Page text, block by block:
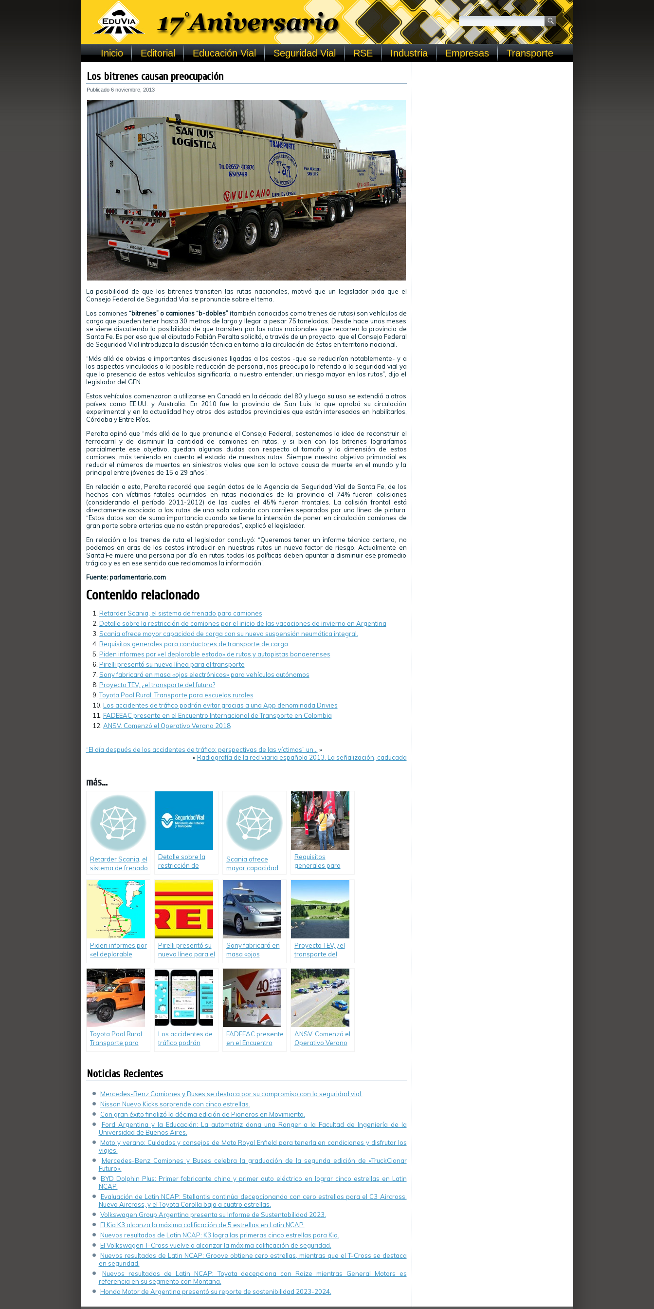
Inicio Editorial Educación Vial Seguridad Vial RSE Industria Empresas Transporte
Los bitrenes causan preocupación
Publicado 6 noviembre, 2013
La posibilidad de que los bitrenes transiten las rutas nacionales, motivó que un legislador pida que el
Consejo Federal de Seguridad Vial se pronuncie sobre el tema.
Los camiones “bitrenes” o camiones “b-dobles”(también conocidos como trenes de rutas) son vehículos de
carga que pueden tener hasta 30 metros de largo y llegar a pesar 75 toneladas. Desde hace unos meses
se viene discutiendo la posibilidad de que transiten por las rutas nacionales que recorren la provincia de
Santa Fe. Es por eso que el diputado Fabián Peralta solicitó, a través de un proyecto, que el Consejo Federal
de Seguridad Vial introduzca la discusión técnica en torno a la circulación de éstos en territorio nacional.
“Más allá de obvias e importantes discusiones ligadas a los costos -que se reducirían notablemente- y a
los aspectos vinculados a la posible reducción de personal, nos preocupa lo referido a la seguridad vial ya
que la presencia de estos vehículos significaría, a nuestro entender, un riesgo mayor en las rutas”, dijo el
legislador del GEN.
Estos vehículos comenzaron a utilizarse en Canadá en la década del 80 y luego su uso se extendió a otros
países como EE.UU. y Australia. En 2010 fue la provincia de San Luis la que aprobó su circulación
experimental y en la actualidad hay otros dos estados provinciales que están interesados en habilitarlos,
Córdoba y Entre Ríos.
Peralta opinó que “más allá de lo que pronuncie el Consejo Federal, sostenemos la idea de reconstruir el
ferrocarril y de disminuir la cantidad de camiones en rutas, y si bien con los bitrenes lograríamos
parcialmente ese objetivo, quedan algunas dudas con respecto al tamaño y la dimensión de estos
camiones, más teniendo en cuenta el estado de nuestras rutas. Siempre nuestro objetivo primordial es
reducir el números de muertos en siniestros viales que son la octava causa de muerte en el mundo y la
principal entre jóvenes de 15 a 29 años”.
En relación a esto, Peralta recordó que según datos de la Agencia de Seguridad Vial de Santa Fe, de los
hechos con víctimas fatales ocurridos en rutas nacionales de la provincia el 74% fueron colisiones
(considerando el período 2011-2012) de las cuales el 45% fueron frontales. La colisión frontal está
directamente asociada a las rutas de una sola calzada con carriles separados por una línea de pintura.
“Estos datos son de suma importancia cuando se tiene la intensión de poner en circulación camiones de
gran porte sobre arterias que no están preparadas”, explicó el legislador.
En relación a los trenes de ruta el legislador concluyó: “Queremos tener un informe técnico certero, no
podemos en aras de los costos introducir en nuestras rutas un nuevo factor de riesgo. Actualmente en
Santa Fe muere una persona por día en rutas, todas las políticas deben apuntar a disminuir ese promedio
trágico y es en ese sentido que reclamamos la información”.
Fuente: parlamentario.com
Contenido relacionado
Retarder Scania, el sistema de frenado para camiones
Detalle sobre la restricción de camiones por el inicio de las vacaciones de invierno en Argentina
Scania ofrece mayor capacidad de carga con su nueva suspensión neumática integral.
Requisitos generales para conductores de transporte de carga
Piden informes por «el deplorable estado» de rutas y autopistas bonaerenses
Pirelli presentó su nueva línea para el transporte
Sony fabricará en masa «ojos electrónicos» para vehículos autónomos
Proyecto TEV, ¿el transporte del futuro?
Toyota Pool Rural. Transporte para escuelas rurales
Los accidentes de tráfico podrán evitar gracias a una App denominada Drivies
FADEEAC presente en el Encuentro Internacional de Transporte en Colombia
ANSV. Comenzó el Operativo Verano 2018
“El día después de los accidentes de tráfico: perspectivas de las víctimas” un…
»
«Radiografía de la red viaria española 2013. La señalización, caducada
más...
Retarder Scania, el
sistema de frenado
Detalle sobre la
restricción de
inicio de las
vacaciones de
invierno en
Argentina
Scania ofrece
mayor capacidad
nueva suspensión
neumática integral.
Requisitos
generales para
carga
Piden informes por
«el deplorable
autopistas
bonaerenses
Pirelli presentó su
nueva línea para el
Sony fabricará en
masa «ojos
vehículos
autónomos
Proyecto TEV, ¿el
transporte del
Toyota Pool Rural.
Transporte para
Los accidentes de
tráfico podrán
Drivies
FADEEAC presente
en el Encuentro
ANSV. Comenzó el
Operativo Verano
Noticias Recientes
Mercedes-Benz Camiones y Buses se destaca por su compromiso con la seguridad vial.
Nissan Nuevo Kicks sorprende con cinco estrellas.
Con gran éxito finalizó la décima edición de Pioneros en Movimiento.
Ford Argentina y la Educación: La automotriz dona una Ranger a la Facultad de Ingeniería de la
Universidad de Buenos Aires.
Moto y verano: Cuidados y consejos de Moto Royal Enfield para tenerla en condiciones y disfrutar los
viajes.
Mercedes-Benz Camiones y Buses celebra la graduación de la segunda edición de «TruckCionar
Futuro».
BYD Dolphin Plus: Primer fabricante chino y primer auto eléctrico en lograr cinco estrellas en Latin
NCAP.
Evaluación de Latin NCAP: Stellantis continúa decepcionando con cero estrellas para el C3 Aircross.
Nuevo Aircross, y el Toyota Corolla baja a cuatro estrellas.
Volkswagen Group Argentina presenta su Informe de Sustentabilidad 2023.
El Kia K3 alcanza la máxima calificación de 5 estrellas en Latin NCAP.
Nuevos resultados de Latin NCAP: K3 logra las primeras cinco estrellas para Kia.
El Volkswagen T-Cross vuelve a alcanzar la máxima calificación de seguridad.
Nuevos resultados de Latin NCAP: Groove obtiene cero estrellas, mientras que el T-Cross se destaca
en seguridad.
Nuevos resultados de Latin NCAP: Toyota decepciona con Raize mientras General Motors es
referencia en su segmento con Montana.
Honda Motor de Argentina presentó su reporte de sostenibilidad 2023-2024.